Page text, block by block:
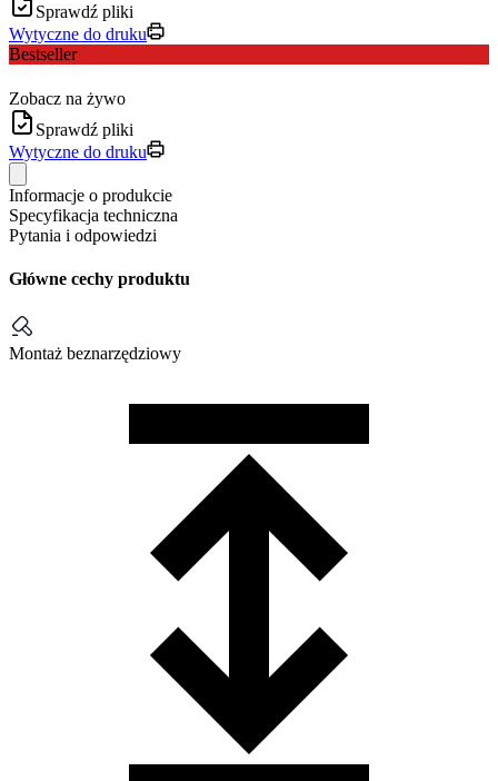
Sprawdź pliki
Wytyczne do druku
Bestseller
Zobacz na żywo
Sprawdź pliki
Wytyczne do druku
Informacje o produkcie
Specyfikacja techniczna
Pytania i odpowiedzi
Główne cechy produktu
Montaż beznarzędziowy